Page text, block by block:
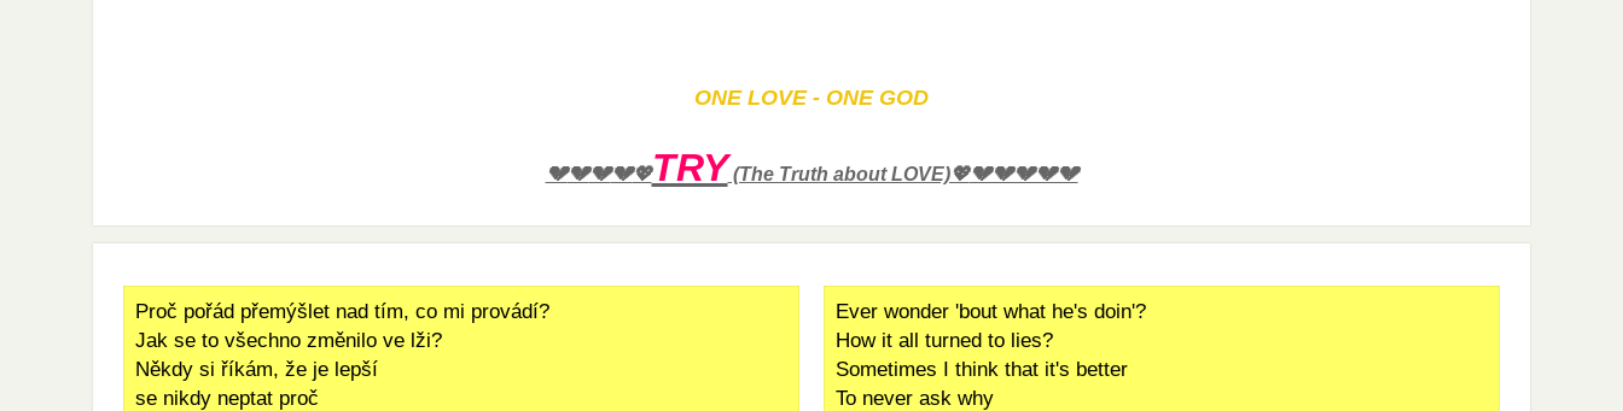
ONE LOVE - ONE GOD
💔💔💔💔💖TRY (The Truth about LOVE)💖💔💔💔💔💔
Proč pořád přemýšlet nad tím, co mi provádí?
Jak se to všechno změnilo ve lži?
Někdy si říkám, že je lepší
se nikdy neptat proč
Ever wonder 'bout what he's doin'?
How it all turned to lies?
Sometimes I think that it's better
To never ask why